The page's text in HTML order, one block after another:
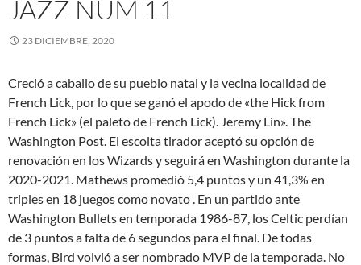
JAZZ NUM 11
23 DICIEMBRE, 2020
Creció a caballo de su pueblo natal y la vecina localidad de
French Lick, por lo que se ganó el apodo de «the Hick from
French Lick» (el paleto de French Lick). Jeremy Lin». The
Washington Post. El escolta tirador aceptó su opción de
renovación en los Wizards y seguirá en Washington durante la
2020-2021. Mathews promedió 5,4 puntos y un 41,3% en
triples en 18 juegos como novato . En un partido ante
Washington Bullets en temporada 1986-87, los Celtic perdían
de 3 puntos a falta de 6 segundos para el final. De todas
formas, Bird volvió a ser nombrado MVP de la temporada. No